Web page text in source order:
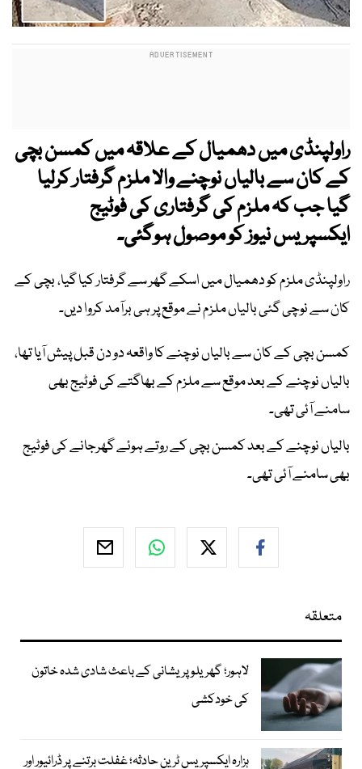
راولپنڈی میں دھمیال کے علاقہ میں کمسن بچی
کے کان سے بالیاں نوچنے والا ملزم گرفتار کرلیا
گیا جب کہ ملزم کی گرفتاری کی فوٹیج
ایکسپریس نیوز کو موصول ہوگئی۔
راولپنڈی ملزم کو دھمیال میں اسکے گھر سے گرفتار کیا گیا، بچی کے
کان سے نوچی گئی بالیاں ملزم نے موقع پر ہی برآمد کروا دیں۔
کمسن بچی کے کان سے بالیاں نوچنے کا واقعہ دو دن قبل پیش آیا تھا،
بالیاں نوچنے کے بعد موقع سے ملزم کے بھاگتے کی فوٹیج بھی
سامنے آئی تھی۔
بالیاں نوچنے کے بعد کمسن بچی کے روتے ہوئے گھرجانے کی فوٹیج
بھی سامنے آئی تھی۔
متعلقہ
لاہور؛ گھریلو پریشانی کے باعث شادی شدہ خاتون
کی خودکشی
ہزارہ ایکسپریس ٹرین حادثہ؛ غفلت برتنے پر ڈرائیور اور